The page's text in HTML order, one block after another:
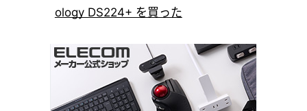
ology DS224+ を買った